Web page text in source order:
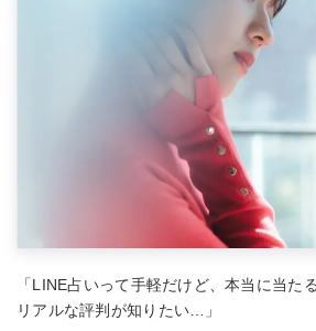
「LINE占いって手軽だけど、本当に当た
リアルな評判が知りたい…」